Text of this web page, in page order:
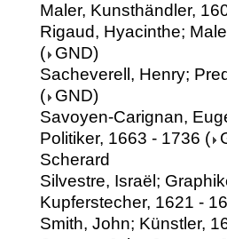
Maler, Kunsthändler,
Rigaud, Hyacinthe;
( GND)
Sacheverell, Henry;
( GND)
Savoyen-Carignan,
Politiker, 1663 - 1736 (
Scherard
Silvestre, Israël;
Kupferstecher, 1621 -
Smith, John; Künstler,